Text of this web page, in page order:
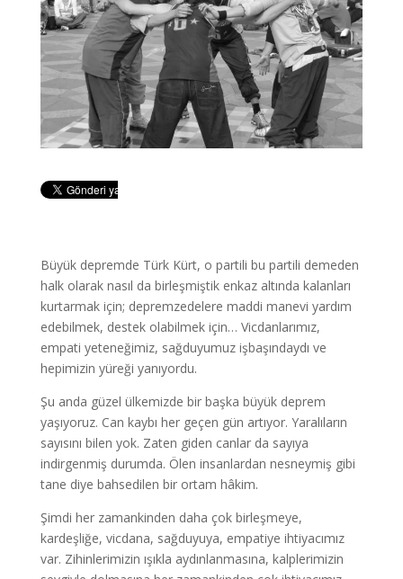
Büyük depremde Türk Kürt, o partili bu partili demeden
halk olarak nasıl da birleşmiştik enkaz altında kalanları
kurtarmak için; depremzedelere maddi manevi yardım
edebilmek, destek olabilmek için… Vicdanlarımız,
empati yeteneğimiz, sağduyumuz işbaşındaydı ve
hepimizin yüreği yanıyordu.
Şu anda güzel ülkemizde bir başka büyük deprem
yaşıyoruz. Can kaybı her geçen gün artıyor. Yaralıların
sayısını bilen yok. Zaten giden canlar da sayıya
indirgenmiş durumda. Ölen insanlardan nesneymiş gibi
tane diye bahsedilen bir ortam hâkim.
Şimdi her zamankinden daha çok birleşmeye,
kardeşliğe, vicdana, sağduyuya, empatiye ihtiyacımız
var. Zihinlerimizin ışıkla aydınlanmasına, kalplerimizin